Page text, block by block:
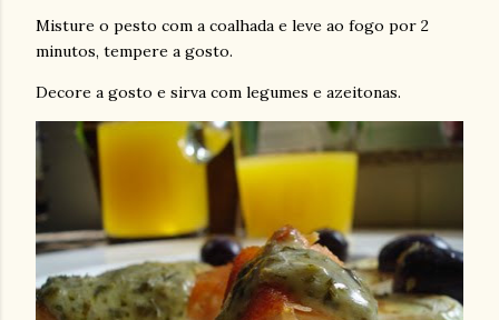
Misture o pesto com a coalhada e leve ao fogo por 2
minutos, tempere a gosto.
Decore a gosto e sirva com legumes e azeitonas.